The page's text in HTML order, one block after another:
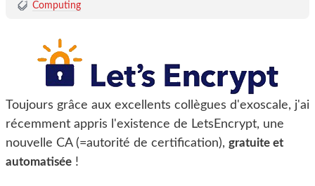
Computing
Toujours grâce aux excellents collègues d'exoscale, j'ai
récemment appris l'existence de LetsEncrypt, une
nouvelle CA (=autorité de certification), gratuite et
automatisée !